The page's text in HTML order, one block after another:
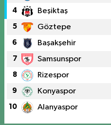
4 Beşiktaş
5 Göztepe
6 Başakşehir
7 Samsunspor
8 Rizespor
9 Konyaspor
10 Alanyaspor